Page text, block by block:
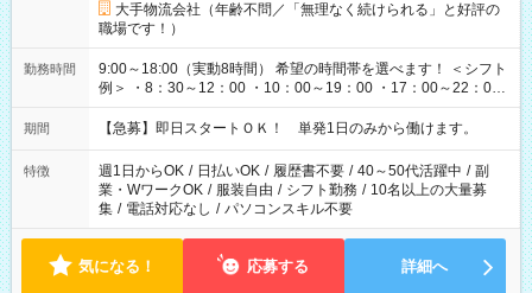
大手物流会社（年齢不問／「無理なく続けられる」と好評の
職場です！）
勤務時間
9:00～18:00（実動8時間） 希望の時間帯を選べます！ ＜シフト
例＞ ・8：30～12：00 ・10：00～19：00 ・17：00～22：00
・13：00～22：00 ・22：00～翌6：00 など
期間 【急募】即日スタートＯＫ！ 単発1日のみから働けます。
特徴 週1日からOK / 日払いOK / 履歴書不要 / 40～50代活躍中 / 副
業・WワークOK / 服装自由 / シフト勤務 / 10名以上の大量募
集 / 電話対応なし / パソコンスキル不要
気になる！ 応募する 詳細へ